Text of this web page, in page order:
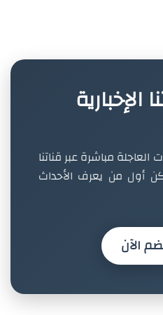
الإخبارية
العاجلة مباشرة عبر قناتنا
أول من يعرف الأحداث
الآن